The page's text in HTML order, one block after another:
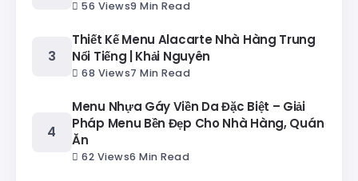
56 Views9 Min Read
Thiết Kế Menu Alacarte Nhà Hàng Trung
Nổi Tiếng | Khải Nguyên
68 Views7 Min Read
Menu Nhựa Gáy Viền Da Đặc Biệt – Giải
Pháp Menu Bền Đẹp Cho Nhà Hàng, Quán
Ăn
62 Views6 Min Read